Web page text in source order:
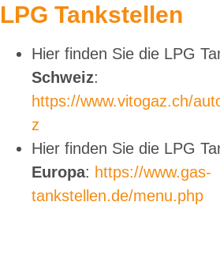
LPG Tankstellen
Hier finden Sie die LPG
Schweiz:
https://www.vitogaz.ch/
z
Hier finden Sie die LPG
Europa: https://www.gas-
tankstellen.de/menu.php